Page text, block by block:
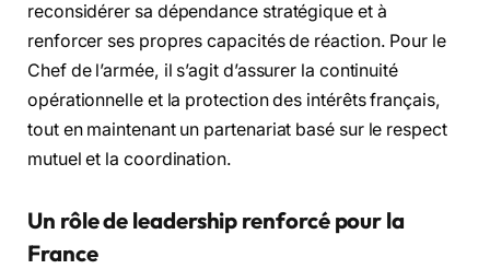
reconsidérer sa dépendance stratégique et à
renforcer ses propres capacités de réaction. Pour le
Chef de l’armée, il s’agit d’assurer la continuité
opérationnelle et la protection des intérêts français,
tout en maintenant un partenariat basé sur le respect
mutuel et la coordination.
Un rôle de leadership renforcé pour la
France